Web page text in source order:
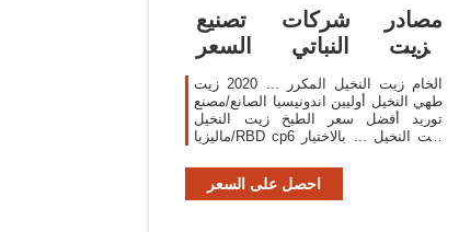
مصادر شركات تصنيع
الزيت النباتي السعر
الخام زيت النخيل المكرر ... 2020 زيت
طهي النخيل أوليين اندونيسيا الصانع/مصنع
توريد أفضل سعر الطبخ زيت النخيل
ماليزيا/RBD cp6 زيت النخيل ... بالاختيار
مع ISO9001 ...
احصل على السعر